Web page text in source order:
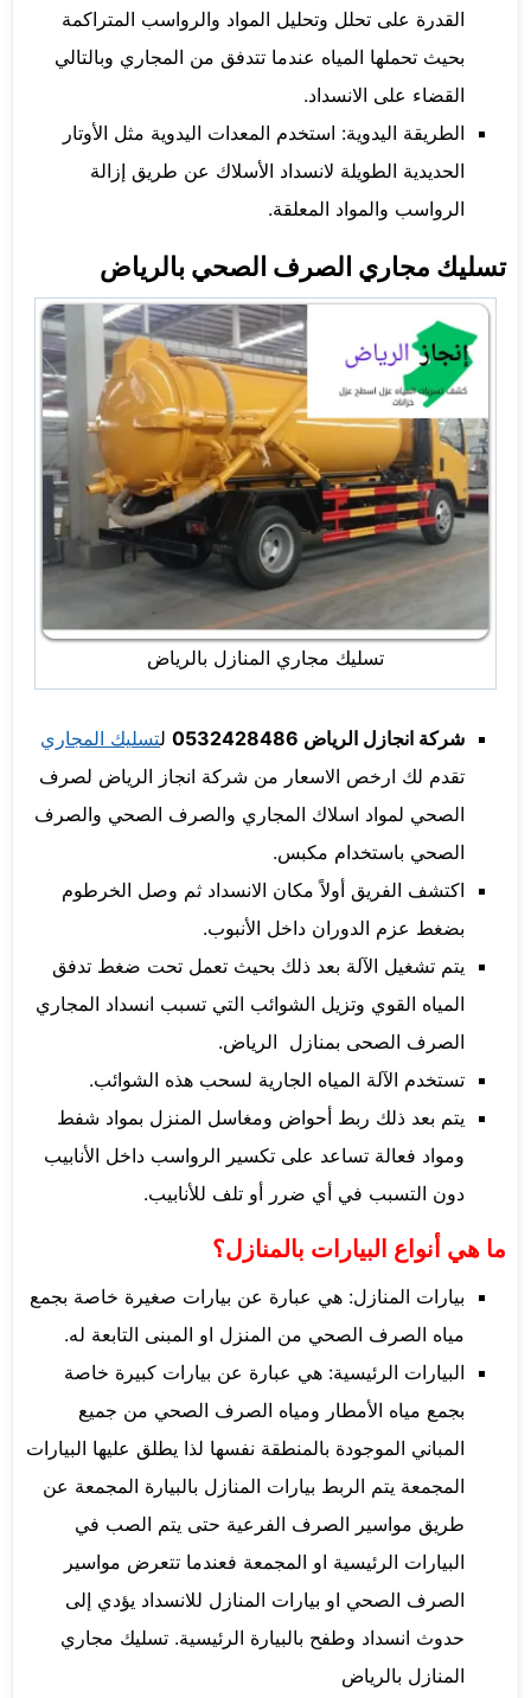
القدرة على تحلل وتحليل المواد والرواسب المتراكمة
بحيث تحملها المياه عندما تتدفق من المجاري وبالتالي
القضاء على الانسداد.
الطريقة اليدوية: استخدم المعدات اليدوية مثل الأوتار
الحديدية الطويلة لانسداد الأسلاك عن طريق إزالة
الرواسب والمواد المعلقة.
تسليك مجاري الصرف الصحي بالرياض
تسليك مجاري المنازل بالرياض
شركة انجازل الرياض 0532428486 لتسليك المجاري
تقدم لك ارخص الاسعار من شركة انجاز الرياض لصرف
الصحي لمواد اسلاك المجاري والصرف الصحي والصرف
الصحي باستخدام مكبس.
اكتشف الفريق أولاً مكان الانسداد ثم وصل الخرطوم
بضغط عزم الدوران داخل الأنبوب.
يتم تشغيل الآلة بعد ذلك بحيث تعمل تحت ضغط تدفق
المياه القوي وتزيل الشوائب التي تسبب انسداد المجاري
الصرف الصحى بمنازل الرياض.
تستخدم الآلة المياه الجارية لسحب هذه الشوائب.
يتم بعد ذلك ربط أحواض ومغاسل المنزل بمواد شفط
ومواد فعالة تساعد على تكسير الرواسب داخل الأنابيب
دون التسبب في أي ضرر أو تلف للأنابيب.
ما هي أنواع البيارات بالمنازل؟
بيارات المنازل: هي عبارة عن بيارات صغيرة خاصة بجمع
مياه الصرف الصحي من المنزل او المبنى التابعة له.
البيارات الرئيسية: هي عبارة عن بيارات كبيرة خاصة
بجمع مياه الأمطار ومياه الصرف الصحي من جميع
المباني الموجودة بالمنطقة نفسها لذا يطلق عليها البيارات
المجمعة يتم الربط بيارات المنازل بالبيارة المجمعة عن
طريق مواسير الصرف الفرعية حتى يتم الصب في
البيارات الرئيسية او المجمعة فعندما تتعرض مواسير
الصرف الصحي او بيارات المنازل للانسداد يؤدي إلى
حدوث انسداد وطفح بالبيارة الرئيسية. تسليك مجاري
المنازل بالرياض